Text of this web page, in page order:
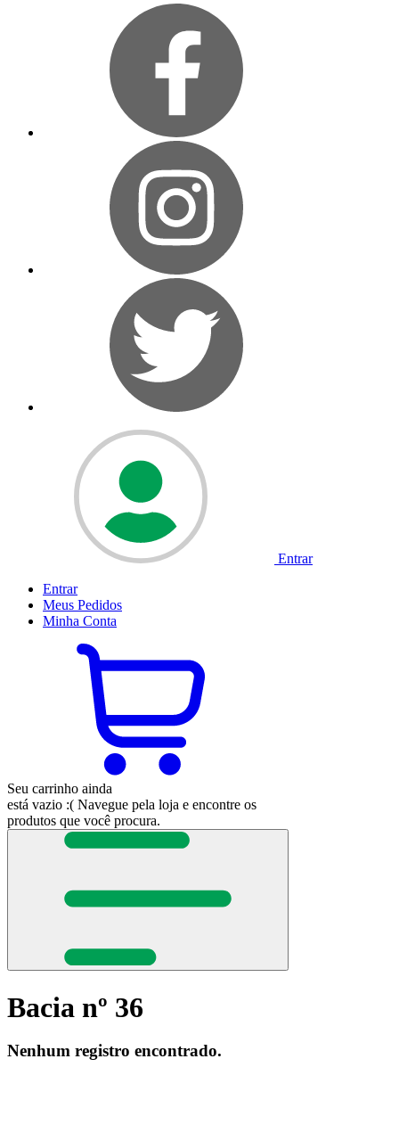
Entrar
Entrar
Meus Pedidos
Minha Conta
Seu carrinho ainda
está vazio :( Navegue pela loja e encontre os
produtos que você procura.
Bacia nº 36
Nenhum registro encontrado.